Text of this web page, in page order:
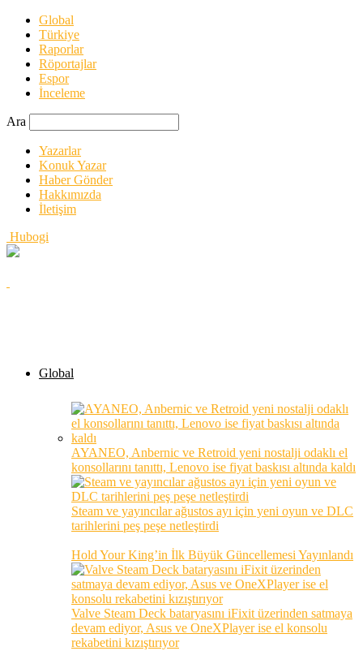
Global
Türkiye
Raporlar
Röportajlar
Espor
İnceleme
Ara
Yazarlar
Konuk Yazar
Haber Gönder
Hakkımızda
İletişim
Hubogi
Global
AYANEO, Anbernic ve Retroid yeni nostalji odaklı el
konsollarını tanıttı, Lenovo ise fiyat baskısı altında kaldı
Steam ve yayıncılar ağustos ayı için yeni oyun ve DLC
tarihlerini peş peşe netleştirdi
Hold Your King’in İlk Büyük Güncellemesi Yayınlandı
Valve Steam Deck bataryasını iFixit üzerinden satmaya
devam ediyor, Asus ve OneXPlayer ise el konsolu
rekabetini kızıştırıyor